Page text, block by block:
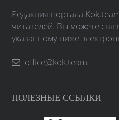
Редакция портала
читателей. Вы можете
указанному ниже
office@kok.team
ПОЛЕЗНЫЕ ССЫЛКИ